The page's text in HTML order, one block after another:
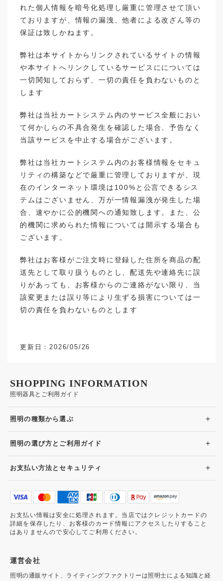
れた個人情報を暗号化処理し厳重に管理させて頂い
ておりますが、情報の漏洩、他者による改ざん等の
保証は致しかねます。
弊社は本サイトからリンクされているサイトの情報
や本サイトへリンクしているサービスにについては
一切関知しておらず、一切の責任を負わないものと
します
弊社は当社カートシステム内のサービス全般におい
て何かしらの不具合発生を確認した場合、予告なく
当該サービスを中止する場合がございます。
弊社は当社カートシステム内のお客様情報をセキュ
リティの構築などで厳重に管理しておりますが、現
在のインターネット環境は100%と公言できるシス
テムはございません、万が一情報漏洩が発生した場
合、速やかに公的機関への通知致します。また、公
的機関に求められた情報については開示する場合も
ございます。
弊社はお客様がご注文時に登録した住所を商品の配
送先として取り扱うものとし、配送先や連絡先に誤
りがあっても、お客様からのご連絡がない限り、当
該変更または誤り等により生ずる損害については一
切の責任を負わないものとします
更新日：2026/05/26
照明器具とご利用ガイド
SHOPPING INFORMATION
照明の種類から選ぶ +
照明の選び方とご利用ガイド +
お支払い方法とセキュリティ +
お支払い情報は安全に処理されます。当店ではクレジットカードの
詳細を保存したり、お客様のカード情報にアクセスしたりすること
はありませんので安心してご利用ください。
運営会社
照明の通販サイト、ライティングファクトリーは照明士による知識と経